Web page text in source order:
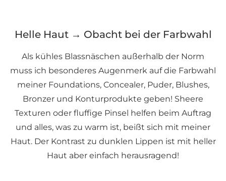
Helle Haut → Obacht bei der Farbwahl
Als kühles Blassnäschen außerhalb der Norm
muss ich besonderes Augenmerk auf die Farbwahl
meiner Foundations, Concealer, Puder, Blushes,
Bronzer und Konturprodukte geben! Sheere
Texturen oder fluffige Pinsel helfen beim Auftrag
und alles, was zu warm ist, beißt sich mit meiner
Haut. Der Kontrast zu dunklen Lippen ist mit heller
Haut aber einfach herausragend!